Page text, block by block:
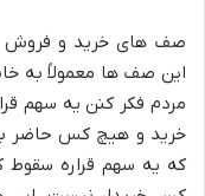
صف های خرید و فروش
این صف ها معمولاً به
مردم فکر کنن یه سهم
خرید و هیچ کس حاضر
که یه سهم قراره